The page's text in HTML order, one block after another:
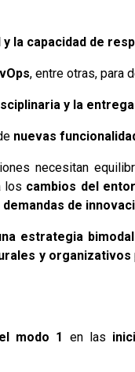
la capacidad de
, entre otras, para
y la
nuevas
necesitan
los cambios del
demandas de
estrategia bimodal
y organizativos
modo 1 en las